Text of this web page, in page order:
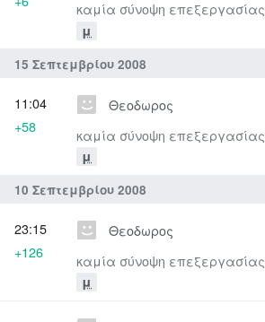
καμία σύνοψη επεξεργασίας
μ
15 Σεπτεμβρίου 2008
Θεοδωρος
καμία σύνοψη επεξεργασίας
μ
11:04
+58
10 Σεπτεμβρίου 2008
Θεοδωρος
καμία σύνοψη επεξεργασίας
μ
23:15
+126